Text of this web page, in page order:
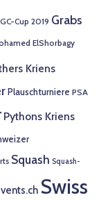
GC-Cup 2019 Grabs
ElShorbagy
Kriens
Plauschturniere PSA
Pythons Kriens
Squash Squash-
Swiss